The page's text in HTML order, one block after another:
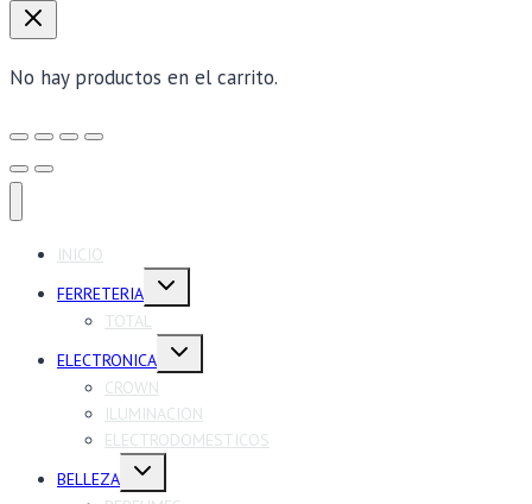
No hay productos en el carrito.
INICIO
FERRETERIA
Alternar
menú
TOTAL
ELECTRONICA
Alternar
menú
CROWN
ILUMINACION
ELECTRODOMESTICOS
BELLEZA
Alternar
menú
hijo